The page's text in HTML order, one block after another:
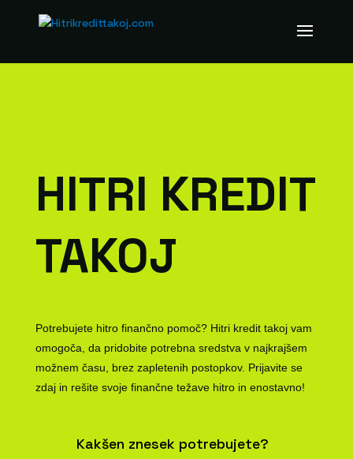
HITRI KREDIT
TAKOJ
Potrebujete hitro finančno pomoč? Hitri kredit takoj vam
omogoča, da pridobite potrebna sredstva v najkrajšem
možnem času, brez zapletenih postopkov. Prijavite se
zdaj in rešite svoje finančne težave hitro in enostavno!
Kakšen znesek potrebujete?